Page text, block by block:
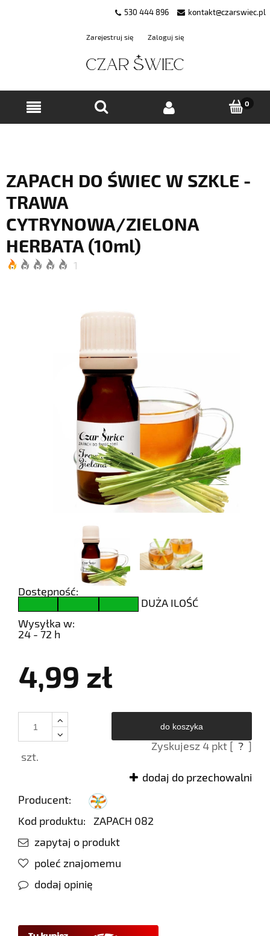
530 444 896 kontakt@czarswiec.pl
Zarejestruj się Zaloguj się
ZAPACH DO ŚWIEC W SZKLE -
TRAWA
CYTRYNOWA/ZIELONA
HERBATA (10ml)
1
Dostępność:
DUŻA ILOŚĆ
Wysyłka w:
24 - 72 h
4,99 zł
szt.
do koszyka
Zyskujesz 4 pkt [ ? ]
dodaj do przechowalni
Producent:
Kod produktu:
ZAPACH 082
zapytaj o produkt
poleć znajomemu
dodaj opinię